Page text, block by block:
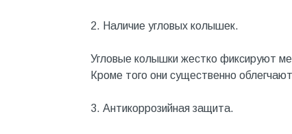
Крепеж, фурнитура
Лак и растворитель
Лакокрасочные материалы
Лепнина для покраски со
2. Наличие угловых колышек.
Угловые колышки жестко фиксируют
Кроме того они существенно
3. Антикоррозийная защита.